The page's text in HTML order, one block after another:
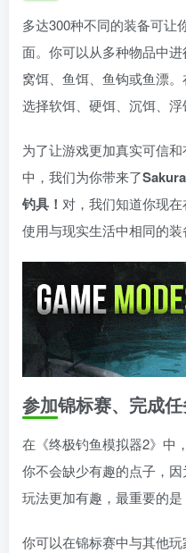
多达300种不同的装备可让
面。你可以从多种物品中进
窝饵、鱼饵、鱼钩或鱼漂
选择软饵、硬饵、沉饵、浮
为了让游戏更加真实可信
中，我们为你带来了
钓具！ 对，我们知道你现
使用与现实生活中相同的装
参加锦标赛、完成
在《终极钓鱼模拟器2》中
你不会缺少有趣的点子，
玩法更加有趣，最重要的是
你可以在锦标赛中与其他玩